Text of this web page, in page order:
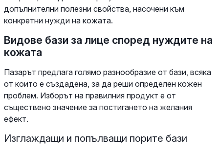
допълнителни полезни свойства, насочени към
конкретни нужди на кожата.
Видове бази за лице според нуждите на
кожата
Пазарът предлага голямо разнообразие от бази, всяка
от които е създадена, за да реши определен кожен
проблем. Изборът на правилния продукт е от
съществено значение за постигането на желания
ефект.
Изглаждащи и попълващи порите бази